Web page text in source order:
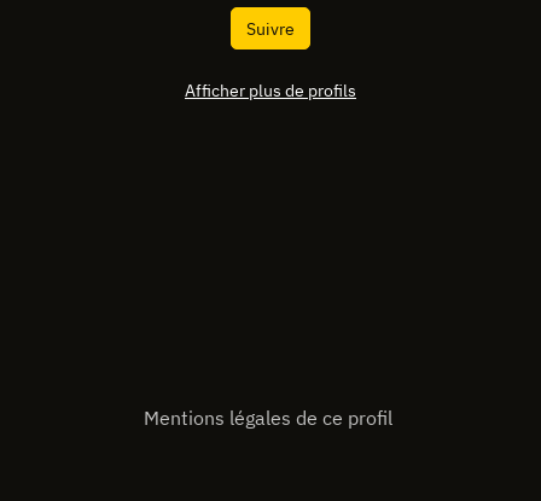
Suivre
Afficher plus de profils
Mentions légales de ce profil